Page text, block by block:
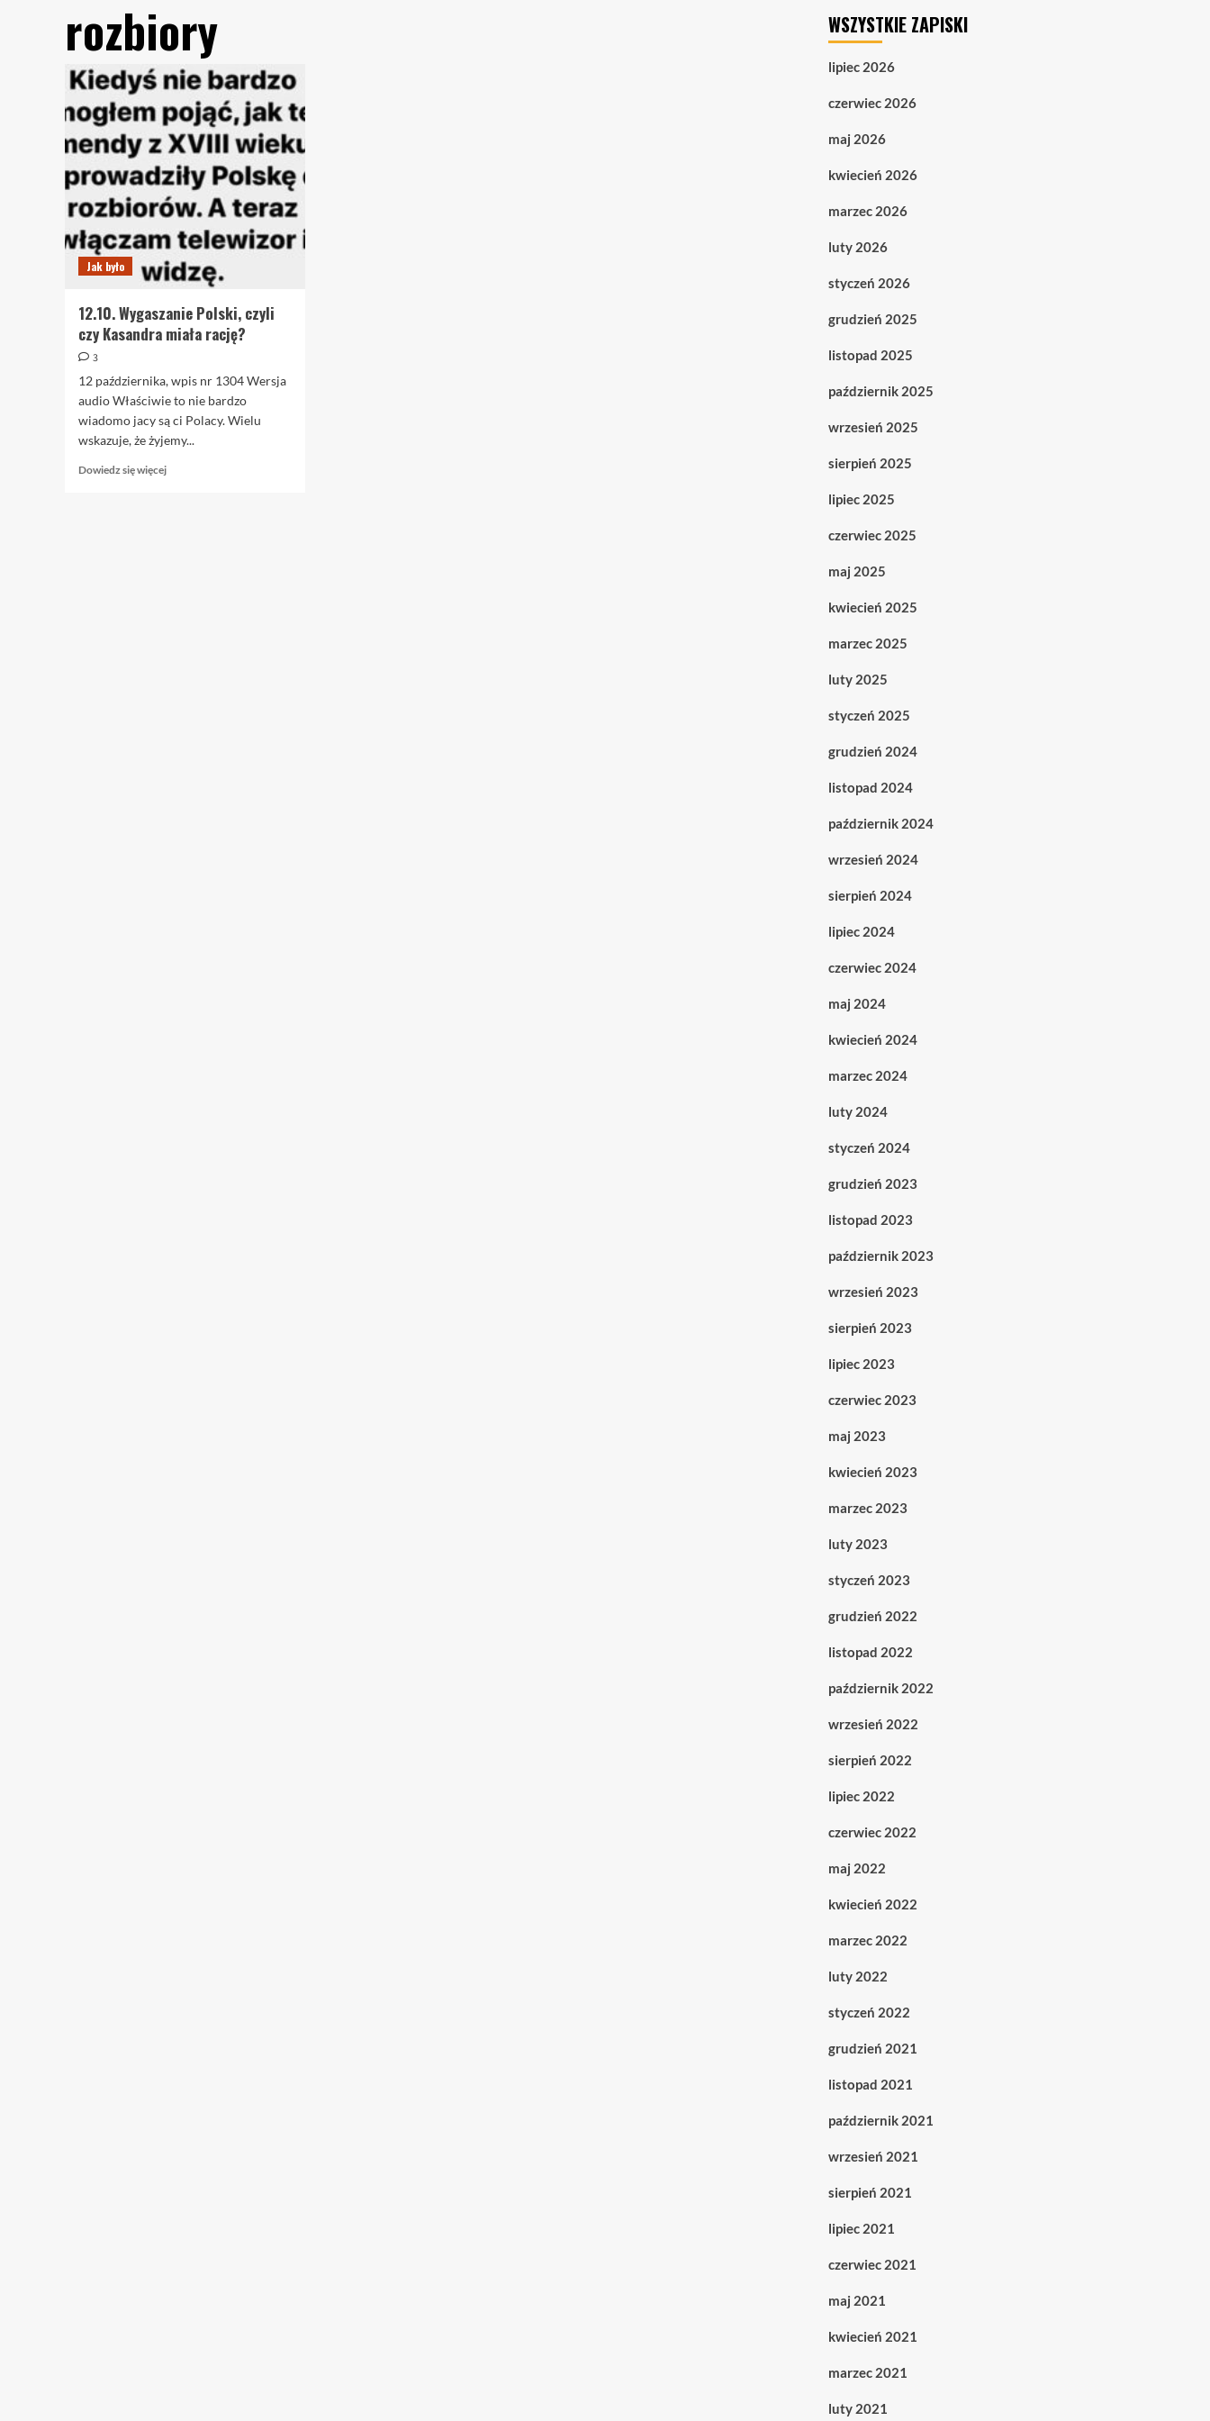
rozbiory
Jak było
12.10. Wygaszanie Polski, czyli
czy Kasandra miała rację?
3
12 października, wpis nr 1304 Wersja
audio Właściwie to nie bardzo
wiadomo jacy są ci Polacy. Wielu
wskazuje, że żyjemy...
Dowiedz się więcejDowiedz
WSZYSTKIE ZAPISKI
lipiec 2026
czerwiec 2026
maj 2026
kwiecień 2026
marzec 2026
luty 2026
styczeń 2026
grudzień 2025
listopad 2025
październik 2025
wrzesień 2025
sierpień 2025
lipiec 2025
czerwiec 2025
maj 2025
kwiecień 2025
marzec 2025
luty 2025
styczeń 2025
grudzień 2024
listopad 2024
październik 2024
wrzesień 2024
sierpień 2024
lipiec 2024
czerwiec 2024
maj 2024
kwiecień 2024
marzec 2024
luty 2024
styczeń 2024
grudzień 2023
listopad 2023
październik 2023
wrzesień 2023
sierpień 2023
lipiec 2023
czerwiec 2023
maj 2023
kwiecień 2023
marzec 2023
luty 2023
styczeń 2023
grudzień 2022
listopad 2022
październik 2022
wrzesień 2022
sierpień 2022
lipiec 2022
czerwiec 2022
maj 2022
kwiecień 2022
marzec 2022
luty 2022
styczeń 2022
grudzień 2021
listopad 2021
październik 2021
wrzesień 2021
sierpień 2021
lipiec 2021
czerwiec 2021
maj 2021
kwiecień 2021
marzec 2021
luty 2021